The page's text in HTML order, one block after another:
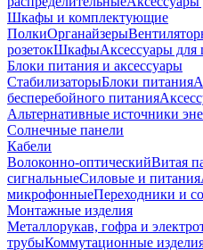
Шкафы и комплектующие
ПолкиОрганайзеры
розетокШкафыАксессуары для
Блоки питания и аксессуары
СтабилизаторыБлоки питания
бесперебойного питания
Альтернативные источники
Солнечные панели
Кабели
Волоконно-оптическийВитая
сигнальныеСиловые и питания
микрофонныеПереходники и
Монтажные изделия
Металлорукав, гофра и
трубыКоммутационные